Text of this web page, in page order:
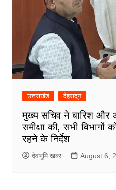
उत्तराखंड देहरादून
मुख्य सचिव ने बारिश और
समीक्षा की, सभी विभागों
रहने के निर्देश
देवभूमि खबर August 6,